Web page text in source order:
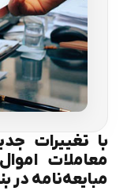
با تغییرات
معاملات
مبایعه‌نامه